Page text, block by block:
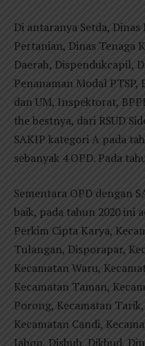
Di antaranya Setda,
Pertanian, Dinas Tenaga
Daerah, Dispendukcapil,
Penanaman Modal PTSP,
dan UM, Inspektorat,
the bestnya, dari RSUD
SAKIP kategori A pada
sebanyak 4 OPD. Pada
Sementara OPD dengan
baik, pada tahun 2020 ini
Perkim Cipta Karya,
Tulangan, Disporapar,
Kecamatan Waru,
Kecamatan Taman,
Porong, Kecamatan
Kecamatan Candi,
Jabon, Dishub, Dikbud,